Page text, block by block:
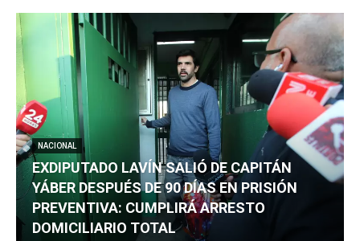
NACIONAL
EXDIPUTADO LAVÍN SALIÓ DE CAPITÁN
YÁBER DESPUÉS DE 90 DÍAS EN PRISIÓN
PREVENTIVA: CUMPLIRÁ ARRESTO
DOMICILIARIO TOTAL